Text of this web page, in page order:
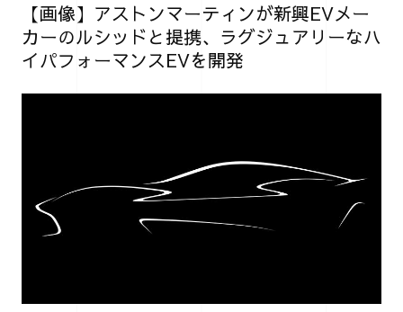
【画像】アストンマーティンが新興EVメー
カーのルシッドと提携、ラグジュアリーなハ
イパフォーマンスEVを開発